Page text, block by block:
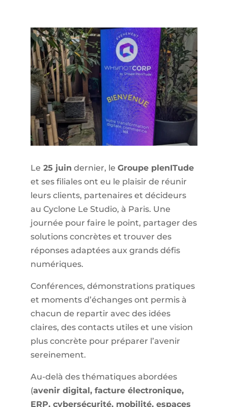
Le 25 juin dernier, le Groupe plenITude
et ses filiales ont eu le plaisir de réunir
leurs clients, partenaires et décideurs
au Cyclone Le Studio, à Paris. Une
journée pour faire le point, partager des
solutions concrètes et trouver des
réponses adaptées aux grands défis
numériques.
Conférences, démonstrations pratiques
et moments d’échanges ont permis à
chacun de repartir avec des idées
claires, des contacts utiles et une vision
plus concrète pour préparer l’avenir
sereinement.
Au-delà des thématiques abordées
(avenir digital, facture électronique,
ERP, cybersécurité, mobilité, espaces